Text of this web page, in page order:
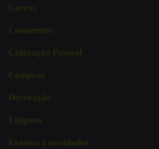
Carros
Casamento
Coloração Pessoal
Compras
Decoração
Etiqueta
Eventos e novidades